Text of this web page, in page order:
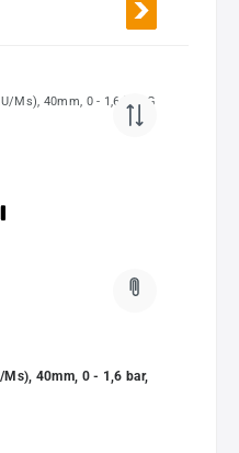
Ms), 40mm, 0 - 1,6 bar,